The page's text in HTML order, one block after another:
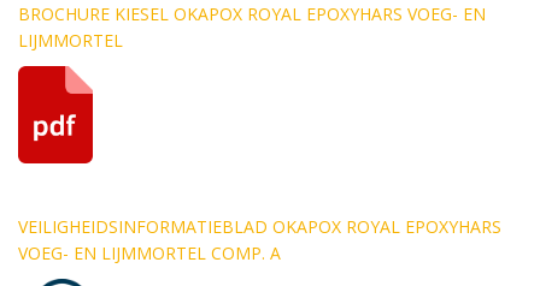
BROCHURE KIESEL OKAPOX ROYAL EPOXYHARS VOEG- EN
LIJMMORTEL
VEILIGHEIDSINFORMATIEBLAD OKAPOX ROYAL EPOXYHARS
VOEG- EN LIJMMORTEL COMP. A